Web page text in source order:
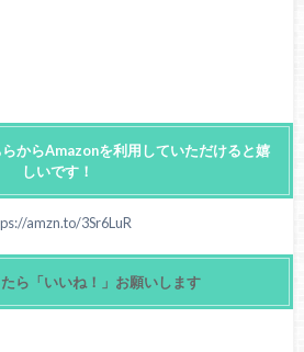
からAmazonを利用していただけると嬉
しいです！
amzn.to/3Sr6LuR
ら「いいね！」お願いします